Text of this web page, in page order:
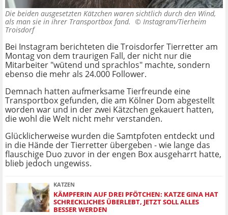
Die beiden ausgesetzten Kätzchen waren sichtlich durch den Wind,
als man sie in ihrer Transportbox fand. © Instagram/Tierheim
Troisdorf
Bei Instagram berichteten die Troisdorfer Tierretter am
Montag von dem traurigen Fall, der nicht nur die
Mitarbeiter "wütend und sprachlos" machte, sondern
ebenso die mehr als 24.000 Follower.
Demnach hatten aufmerksame Tierfreunde eine
Transportbox gefunden, die am Kölner Dom abgestellt
worden war und in der zwei Kätzchen gekauert hatten,
die wohl die Welt nicht mehr verstanden.
Glücklicherweise wurden die Samtpfoten entdeckt und
in die Hände der Tierretter übergeben - wie lange das
flauschige Duo zuvor in der engen Box ausgeharrt hatte,
blieb jedoch ungewiss.
KATZEN
KÄMPFERIN AUF DREI PFÖTCHEN: KATZE GINA HAT
SCHRECKLICHES ÜBERLEBT, JETZT SOLL ALLES
BESSER WERDEN